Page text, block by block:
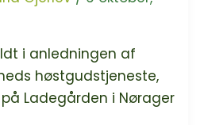
i anledningen af
høstgudstjeneste,
Ladegården i Nørager